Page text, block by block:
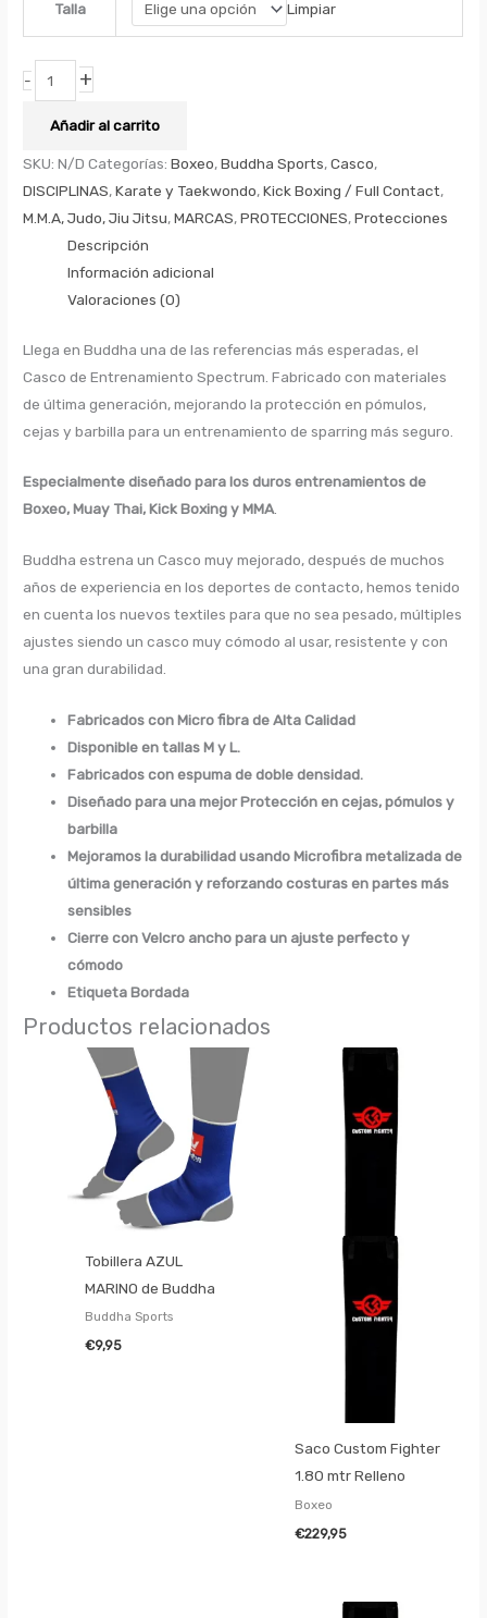
Talla Limpiar
- +
Añadir al carrito
SKU:N/D Categorías:Boxeo,Buddha Sports,Casco,
DISCIPLINAS,Karate y Taekwondo,Kick Boxing / Full Contact,
M.M.A, Judo, Jiu Jitsu,MARCAS,PROTECCIONES,Protecciones
Descripción
Información adicional
Valoraciones (0)
Llega en Buddha una de las referencias más esperadas, el
Casco de Entrenamiento Spectrum. Fabricado con materiales
de última generación, mejorando la protección en pómulos,
cejas y barbilla para un entrenamiento de sparring más seguro.
Especialmente diseñado para los duros entrenamientos de
Boxeo, Muay Thai, Kick Boxing y MMA.
Buddha estrena un Casco muy mejorado, después de muchos
años de experiencia en los deportes de contacto, hemos tenido
en cuenta los nuevos textiles para que no sea pesado, múltiples
ajustes siendo un casco muy cómodo al usar, resistente y con
una gran durabilidad.
Fabricados con Micro fibra de Alta Calidad
Disponible en tallas M y L.
Fabricados con espuma de doble densidad.
Diseñado para una mejor Protección en cejas, pómulos y
barbilla
Mejoramos la durabilidad usando Microfibra metalizada de
última generación y reforzando costuras en partes más
sensibles
Cierre con Velcro ancho para un ajuste perfecto y
cómodo
Etiqueta Bordada
Productos relacionados
Tobillera AZUL
MARINO de Buddha
Buddha Sports
€9,95
Saco Custom Fighter
1.80 mtr Relleno
Boxeo
€229,95